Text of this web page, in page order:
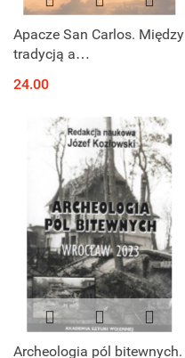
Apacze San Carlos. Między
tradycją a
24.00
Archeologia pól bitewnych.